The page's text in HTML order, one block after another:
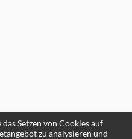
Bischofskonferenz. Alle Rechte
Setzen von Cookies auf
zu analysieren und